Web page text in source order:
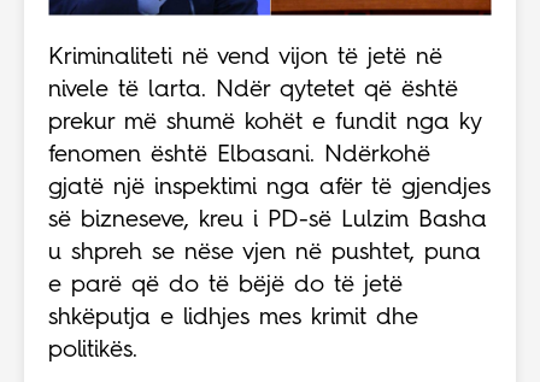
Kriminaliteti në vend vijon të jetë në
nivele të larta. Ndër qytetet që është
prekur më shumë kohët e fundit nga ky
fenomen është Elbasani. Ndërkohë
gjatë një inspektimi nga afër të gjendjes
së bizneseve, kreu i PD-së Lulzim Basha
u shpreh se nëse vjen në pushtet, puna
e parë që do të bëjë do të jetë
shkëputja e lidhjes mes krimit dhe
politikës.